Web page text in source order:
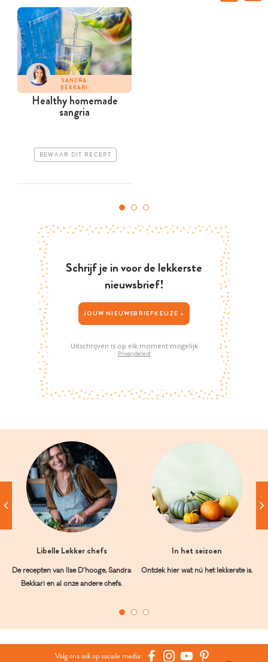
SANDRA
BEKKARI
Healthy homemade
sangria
BEWAAR DIT RECEPT
Schrijf je in voor de lekkerste
nieuwsbrief!
JOUW NIEUWSBRIEFKEUZE >
Uitschrijven is op elk moment mogelijk
Privacybeleid
Libelle Lekker chefs
De recepten van Ilse D’hooge, Sandra
Bekkari en al onze andere chefs.
In het seizoen
Ontdek hier wat nú het lekkerste is.
Volg ons ook op sociale media: